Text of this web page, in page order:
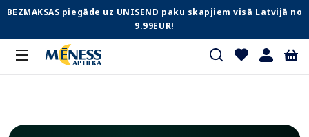
BEZMAKSAS piegāde uz UNISEND paku skapjiem visā Latvijā no
9.99EUR!